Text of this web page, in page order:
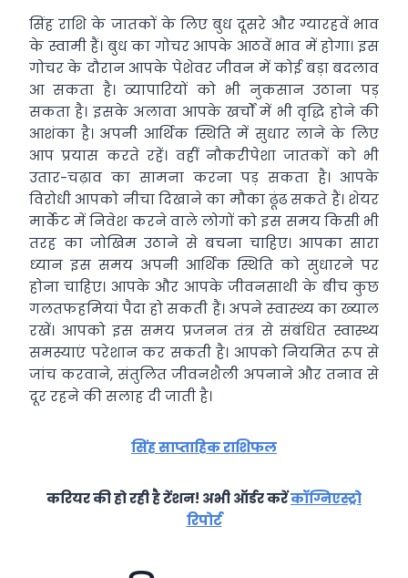
सिंह राशि के जातकों के लिए बुध दूसरे और ग्यारहवें भाव
के स्वामी हैं। बुध का गोचर आपके आठवें भाव में होगा। इस
गोचर के दौरान आपके पेशेवर जीवन में कोई बड़ा बदलाव
आ सकता है। व्‍यापारियों को भी नुकसान उठाना पड़
सकता है। इसके अलावा आपके खर्चों में भी वृद्धि होने की
आशंका है। अपनी आर्थिक स्थिति में सुधार लाने के लिए
आप प्रयास करते रहें। वहीं नौकरीपेशा जातकों को भी
उतार-चढ़ाव का सामना करना पड़ सकता है। आपके
विरोधी आपको नीचा दिखाने का मौका ढूंढ सकते हैं। शेयर
मार्केट में निवेश करने वाले लोगों को इस समय किसी भी
तरह का जोखिम उठाने से बचना चाहिए। आपका सारा
ध्‍यान इस समय अपनी आर्थिक स्थिति को सुधारने पर
होना चाहिए। आपके और आपके जीवनसाथी के बीच कुछ
गलतफहमियां पैदा हो सकती हैं। अपने स्‍वास्‍थ्‍य का ख्‍याल
रखें। आपको इस समय प्रजनन तंत्र से संबंधित स्वास्थ्य
समस्याएं परेशान कर सकती है। आपको नियमित रूप से
जांच करवाने, संतुलित जीवनशैली अपनाने और तनाव से
दूर रहने की सलाह दी जाती है।
सिंह साप्ताहिक राशिफल
करियर की हो रही है टेंशन! अभी ऑर्डर करेंकॉग्निएस्ट्रो
रिपोर्ट